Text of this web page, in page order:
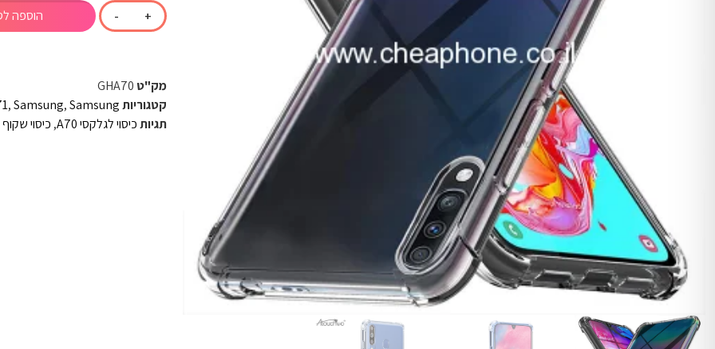
+
- הוספה
מק"ט GHA70
קטגוריות
,Samsung,Samsung
תגיותכיסוי לגלקסי A70 , כיסוי שקוף A70